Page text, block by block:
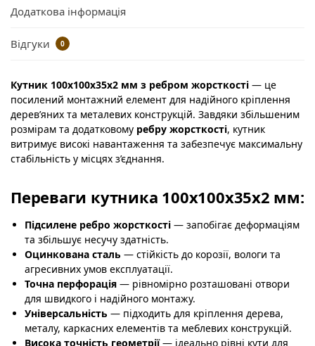
Додаткова інформація
Відгуки 0
Кутник 100х100х35х2 мм з ребром жорсткості — це
посилений монтажний елемент для надійного кріплення
дерев’яних та металевих конструкцій. Завдяки збільшеним
розмірам та додатковому ребру жорсткості, кутник
витримує високі навантаження та забезпечує максимальну
стабільність у місцях з’єднання.
Переваги кутника 100х100х35х2 мм:
Підсилене ребро жорсткості — запобігає деформаціям
та збільшує несучу здатність.
Оцинкована сталь — стійкість до корозії, вологи та
агресивних умов експлуатації.
Точна перфорація — рівномірно розташовані отвори
для швидкого і надійного монтажу.
Універсальність — підходить для кріплення дерева,
металу, каркасних елементів та меблевих конструкцій.
Висока точність геометрії— ідеально рівні кути для